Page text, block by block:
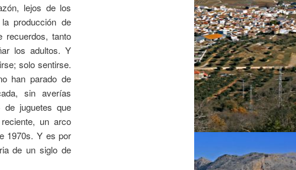
lejos de los
producción de
recuerdos, tanto
los adultos. Y
solo sentirse.
han parado de
sin averías
juguetes que
un arco
1970s. Y es por
de un siglo de